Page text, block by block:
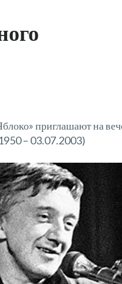
приглашают на
– 03.07.2003)